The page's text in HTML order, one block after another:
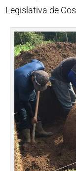
Legislativa de